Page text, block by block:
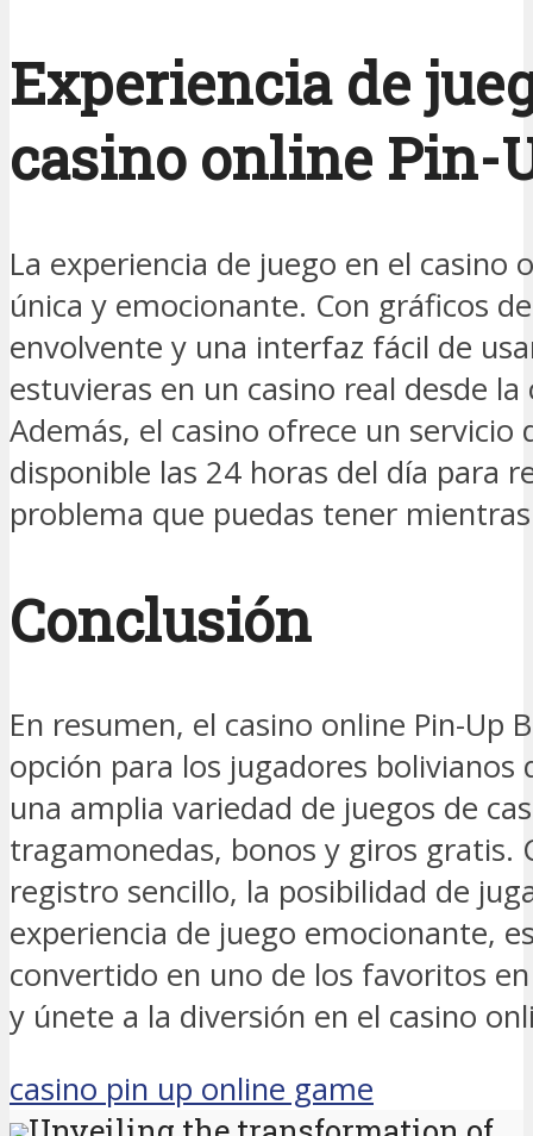
Experiencia de
casino online Pin-
La experiencia de juego en el casino
única y emocionante. Con gráficos
envolvente y una interfaz fácil de
estuvieras en un casino real desde
Además, el casino ofrece un servicio
disponible las 24 horas del día para
problema que puedas tener
Conclusión
En resumen, el casino online Pin-Up
opción para los jugadores
una amplia variedad de juegos de
tragamonedas, bonos y giros gratis.
registro sencillo, la posibilidad de
experiencia de juego emocionante,
convertido en uno de los favoritos
y únete a la diversión en el casino
casino pin up online game